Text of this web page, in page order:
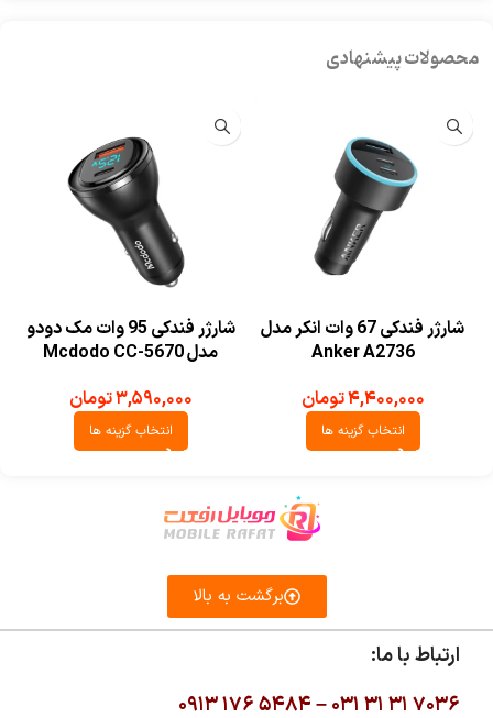
محصولات پیشنهادی
شارژر فندکی 67 وات انکر مدل
Anker A2736
۴,۴۰۰,۰۰۰تومان
انتخاب گزینه ها
شارژر فندکی 95 وات مک دودو
مدل Mcdodo CC-5670
۳,۵۹۰,۰۰۰تومان
انتخاب گزینه ها
برگشت به بالا
ارتباط با ما:
۰۹۱۳ ۱۷۶ ۵۴۸۴ –۰۳۱ ۳۱ ۳۱ ۷۰۳۶